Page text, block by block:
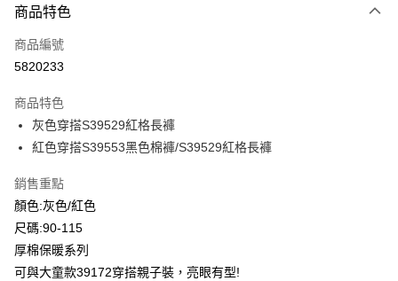
信用卡一次付款
超商取貨付款
Apple Pay
Google Pay
ATM付款
運送方式
全家付款取貨
商品特色
商品編號
5820233
商品特色
灰色穿搭S39529紅格長褲
紅色穿搭S39553黑色棉褲/S39529紅格長褲
銷售重點
顏色:灰色/紅色
尺碼:90-115
厚棉保暖系列
可與大童款39172穿搭親子裝，亮眼有型!